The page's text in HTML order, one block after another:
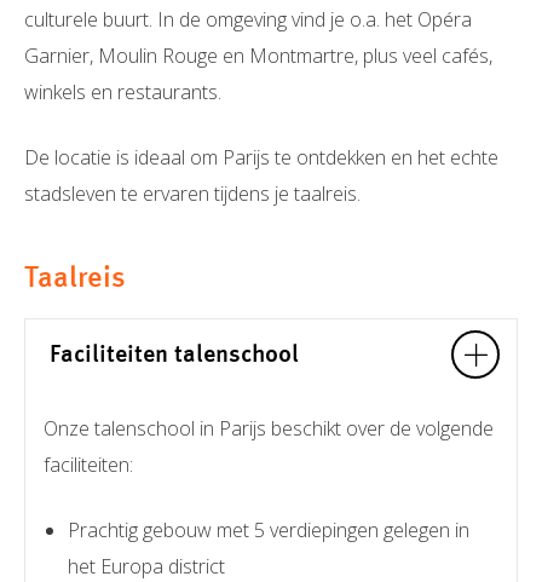
culturele buurt. In de omgeving vind je o.a. het Opéra
Garnier, Moulin Rouge en Montmartre, plus veel cafés,
winkels en restaurants.
De locatie is ideaal om Parijs te ontdekken en het echte
stadsleven te ervaren tijdens je taalreis.
Taalreis
Faciliteiten talenschool
Onze talenschool in Parijs beschikt over de volgende
faciliteiten:
Prachtig gebouw met 5 verdiepingen gelegen in
het Europa district